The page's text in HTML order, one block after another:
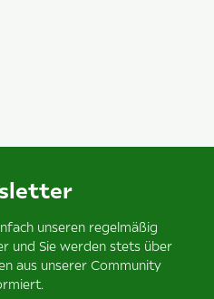
unseren regelmäßig
und Sie werden stets über
aus unserer Community